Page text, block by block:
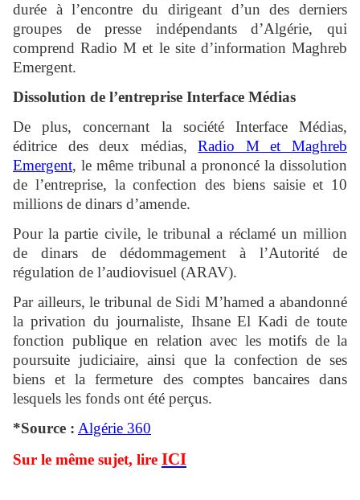
durée à l’encontre du dirigeant d’un des derniers
groupes de presse indépendants d’Algérie, qui
comprend Radio M et le site d’information Maghreb
Emergent.
Dissolution de l’entreprise Interface Médias
De plus, concernant la société Interface Médias,
éditrice des deux médias,Radio M et Maghreb
Emergent, le même tribunal a prononcé la dissolution
de l’entreprise, la confection des biens saisie et 10
millions de dinars d’amende.
Pour la partie civile, le tribunal a réclamé un million
de dinars de dédommagement à l’Autorité de
régulation de l’audiovisuel (ARAV).
Par ailleurs, le tribunal de Sidi M’hamed a abandonné
la privation du journaliste, Ihsane El Kadi de toute
fonction publique en relation avec les motifs de la
poursuite judiciaire, ainsi que la confection de ses
biens et la fermeture des comptes bancaires dans
lesquels les fonds ont été perçus.
*Source : Algérie 360
Sur le même sujet, lire ICI